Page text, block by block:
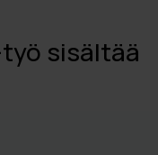
sisältää